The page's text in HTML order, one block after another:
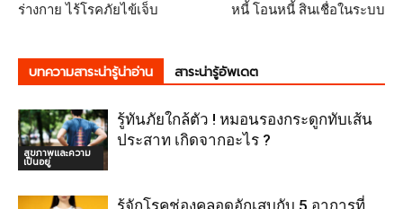
ร่างกาย ไร้โรคภัยไข้เจ็บ
หนี้ โอนหนี้ สินเชื่อในระบบ
บทความสาระน่ารู้น่าอ่าน สาระน่ารู้อัพเดต
สุขภาพและความ
เป็นอยู่
รู้ทันภัยใกล้ตัว ! หมอนรองกระดูกทับเส้น
ประสาท เกิดจากอะไร ?
รู้จักโรคช่องคลอดอักเสบกับ 5 อาการที่